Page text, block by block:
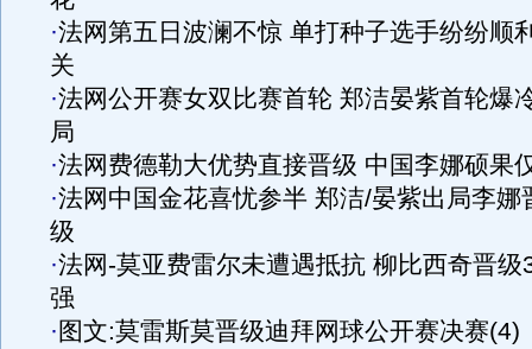
·法网第五日波澜不惊 单打种子选手纷纷顺
关
·法网公开赛女双比赛首轮 郑洁晏紫首轮爆
局
·法网费德勒大优势直接晋级 中国李娜硕果
·法网中国金花喜忧参半 郑洁/晏紫出局李娜
级
·法网-莫亚费雷尔未遭遇抵抗 柳比西奇晋级
强
· 图文:莫雷斯莫晋级迪拜网球公开赛决赛(4)